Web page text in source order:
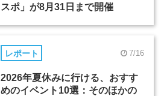
スポ」が8月31日まで開催
レポート 7/16
2026年夏休みに行ける、おすす
めのイベント10選：そのほかの